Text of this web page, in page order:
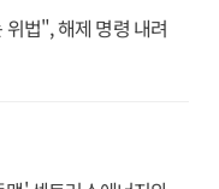
법", 해제 명령 내려